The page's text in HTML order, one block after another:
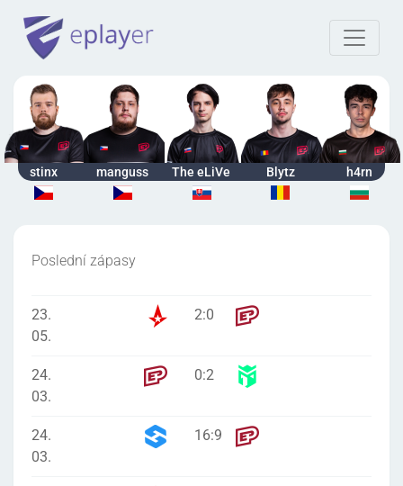
stinx manguss The eLiVe Blytz h4rn
Poslední zápasy
23.
05.
2:0
24.
03.
0:2
24.
03.
16:9